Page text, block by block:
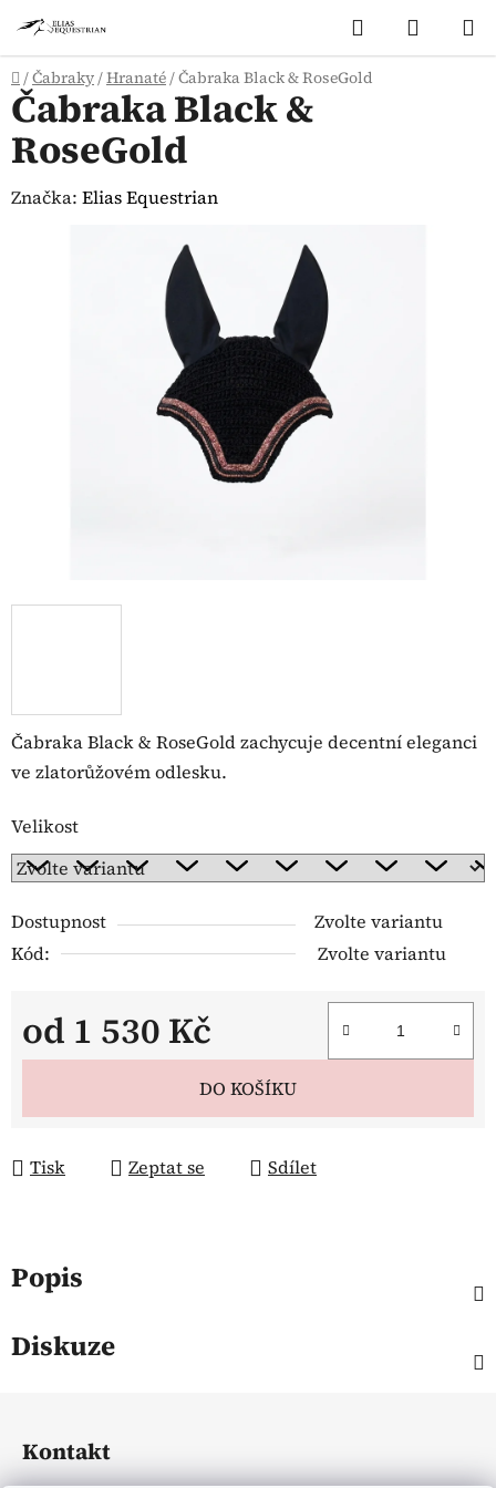
na
obsah
Hledat
KOŠÍK
Domů
/Čabraky/Hranaté/Čabraka Black & RoseGold
Čabraka Black & RoseGold zachycuje decentní eleganci
ve zlatorůžovém odlesku.
Velikost
Dostupnost
Zvolte variantu
Kód:
Zvolte variantu
od 1 530 Kč
Měrná cena:
DO KOŠÍKU
Tisk Zeptat se Sdílet
Čabraka Black &
RoseGold
Značka: Elias Equestrian
Popis
Diskuze
Kontakt